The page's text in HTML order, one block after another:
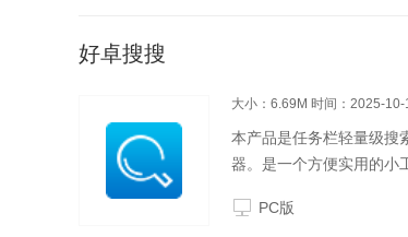
好卓搜搜
大小：6.69M 时间：2025-10-
本产品是任务栏轻量级搜
器。是一个方便实用的小
PC版